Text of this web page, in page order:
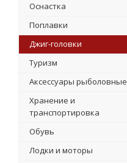
Оснастка
Поплавки
Джиг-головки
Туризм
Аксессуары рыболовные
Хранение и
транспортировка
Обувь
Лодки и моторы